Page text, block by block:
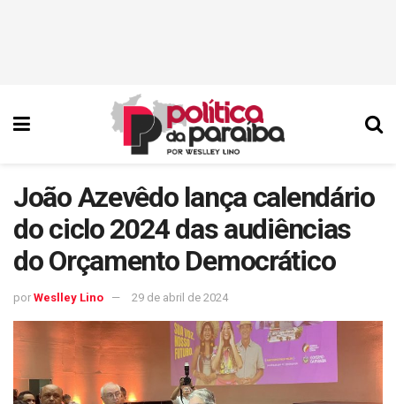
João Azevêdo lança calendário
do ciclo 2024 das audiências
do Orçamento Democrático
por Weslley Lino 29 de abril de 2024